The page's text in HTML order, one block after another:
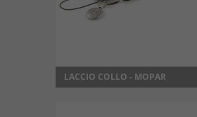
LACCIO COLLO - MOPAR